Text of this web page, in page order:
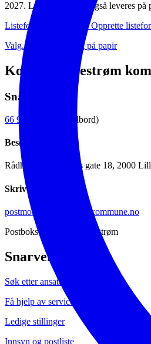
2027. Listeforslag kan også leveres
Listeforslagsportalen – Opprette
Valg.no - Listeforslag på papir
Kontakt Lillestrøm
Snakk med oss
66 93 80 00 (sentralbord)
Besøk oss
Rådhuset, Jonas Lies gate 18, 2000
Skriv til oss
postmottak@lillestrom.kommune.no
Postboks 313, 2001 Lillestrøm
Snarveier
Søk etter ansatte
Få hjelp av servicesenteret
Ledige stillinger
Innsyn og postliste